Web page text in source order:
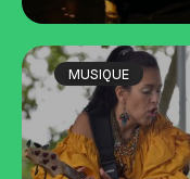
MUSIQUE